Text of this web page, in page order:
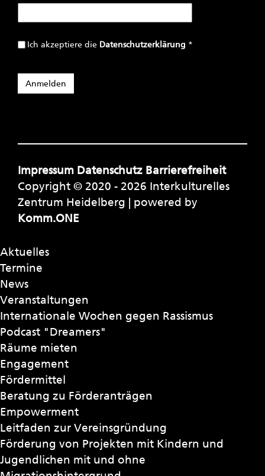
Ich akzeptiere die Datenschutzerklärung *
Impressum Datenschutz Barrierefreiheit
Copyright © 2020 - 2026 Interkulturelles
Zentrum Heidelberg | powered by
Komm.ONE
Aktuelles
Termine
News
Veranstaltungen
Internationale Wochen gegen Rassismus
Podcast "Dreamers"
Räume mieten
Engagement
Fördermittel
Beratung zu Förderanträgen
Empowerment
Leitfaden zur Vereinsgründung
Förderung von Projekten mit Kindern und
Jugendlichen mit und ohne